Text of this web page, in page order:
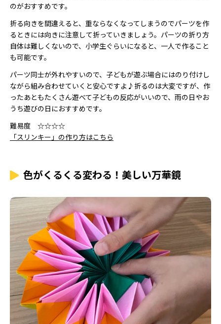
のがおすすめです。
折る向きを間違えると、重ならなくなってしまうのでパーツを作
るときには向きに注意して折っていきましょう。パーツの折り方
自体は難しくないので、小学生ぐらいになると、一人で作ること
も可能です。
パーツ同士が外れやすいので、子どもが遊ぶ場合にはのり付けし
ながら組み合わせていくと安心ですよ♪折るのは大変ですが、作
ったあともたくさん遊べて子どもの反応がいいので、雨の日やお
うち遊びの日におすすめです。
難易度 ☆☆☆☆
「スリンキー」の作り方はこちら
色がくるくる変わる！美しい万華鏡